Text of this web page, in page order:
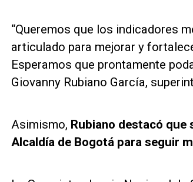
“Queremos que los indicadores
articulado para mejorar y
Esperamos que prontamente
Giovanny Rubiano García,
Asimismo, Rubiano destacó que
Alcaldía de Bogotá para seguir